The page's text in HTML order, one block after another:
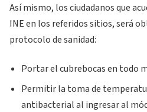
Así mismo, los ciudadanos que
INE en los referidos sitios, será
protocolo de sanidad:
Portar el cubrebocas en todo
Permitir la toma de
antibacterial al ingresar al